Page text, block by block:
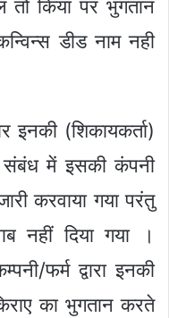
किया पर भुगतान
डीड नाम नही
इनकी (शिकायकर्ता)
संबंध में इसकी कंपनी
करवाया गया परंतु
नहीं दिया गया ।
फर्म द्वारा इनकी
का भुगतान करते